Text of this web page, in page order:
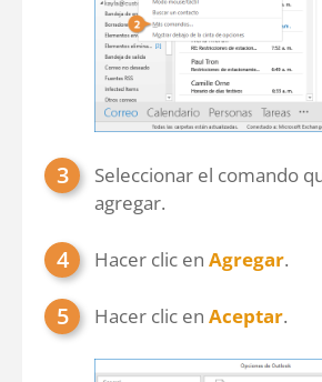
Seleccionar el comando
agregar.
Hacer clic en Agregar.
Hacer clic en Aceptar.